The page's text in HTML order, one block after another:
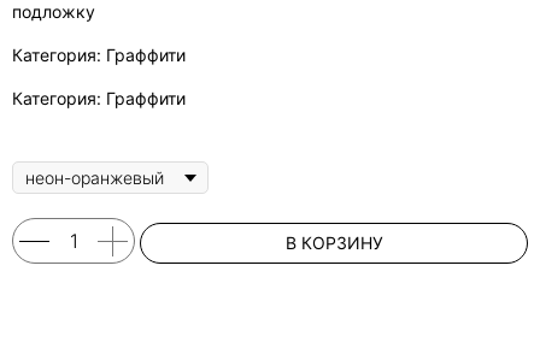
В КОРЗИНУ
подложку
Категория: Граффити
Категория: Граффити